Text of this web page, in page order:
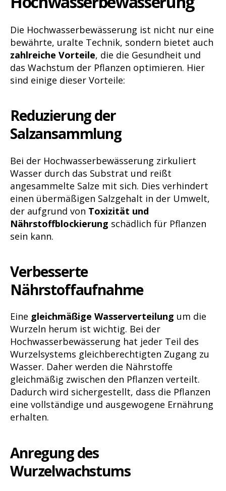
Die Hochwasserbewässerung ist nicht nur eine
bewährte, uralte Technik, sondern bietet auch
zahlreiche Vorteile, die die Gesundheit und
das Wachstum der Pflanzen optimieren. Hier
sind einige dieser Vorteile:
Reduzierung der
Salzansammlung
Bei der Hochwasserbewässerung zirkuliert
Wasser durch das Substrat und reißt
angesammelte Salze mit sich. Dies verhindert
einen übermäßigen Salzgehalt in der Umwelt,
der aufgrund von Toxizität und
Nährstoffblockierung schädlich für Pflanzen
sein kann.
Verbesserte
Nährstoffaufnahme
Eine gleichmäßige Wasserverteilung um die
Wurzeln herum ist wichtig. Bei der
Hochwasserbewässerung hat jeder Teil des
Wurzelsystems gleichberechtigten Zugang zu
Wasser. Daher werden die Nährstoffe
gleichmäßig zwischen den Pflanzen verteilt.
Dadurch wird sichergestellt, dass die Pflanzen
eine vollständige und ausgewogene Ernährung
erhalten.
Anregung des
Wurzelwachstums